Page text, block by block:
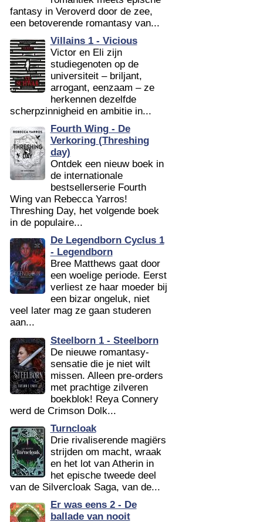
fantasy in Veroverd door de zee,
een betoverende romantasy van...
Villains 1 - Vicious
Victor en Eli zijn
studiegenoten op de
universiteit – briljant,
arrogant, eenzaam – ze
herkennen dezelfde
scherpzinnigheid en ambitie in...
Fourth Wing - De
Verkoring (Threshing
day)
Ontdek een nieuw boek in
de internationale
bestsellerserie Fourth
Wing van Rebecca Yarros!
Threshing Day, het volgende boek
in de populaire...
De Legendborn Cyclus 1
- Legendborn
Bree Matthews gaat door
een woelige periode. Eerst
verliest ze haar moeder bij
een bizar ongeluk, niet
veel later mag ze gaan studeren
aan...
Steelborn 1 - Steelborn
De nieuwe romantasy-
sensatie die je niet wilt
missen. Alleen pre-orders
met prachtige zilveren
boekblok! Reya Connery
werd de Crimson Dolk...
Turncloak
Drie rivaliserende magiërs
strijden om macht, wraak
en het lot van Atherin in
het epische tweede deel
van de Silvercloak Saga, van de...
Er was eens 2 - De
ballade van nooit